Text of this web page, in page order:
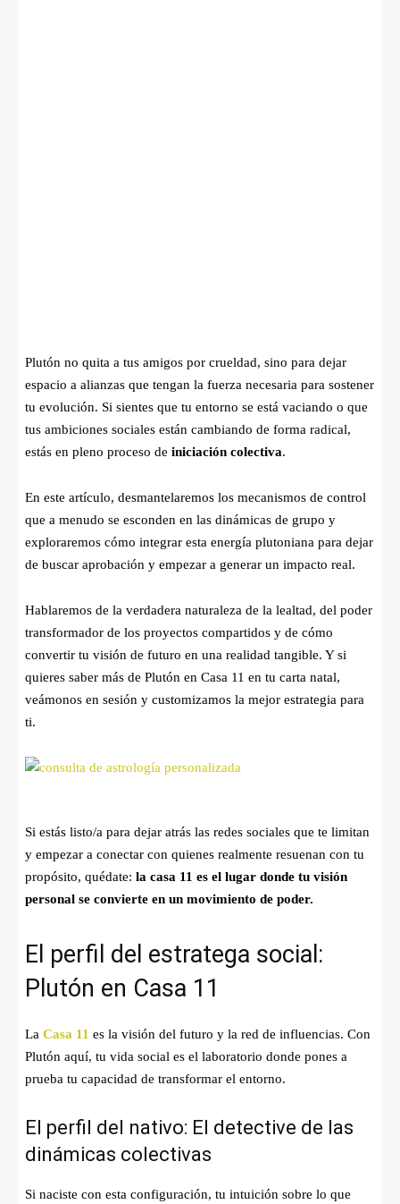
Plutón no quita a tus amigos por crueldad, sino para dejar
espacio a alianzas que tengan la fuerza necesaria para sostener
tu evolución. Si sientes que tu entorno se está vaciando o que
tus ambiciones sociales están cambiando de forma radical,
estás en pleno proceso de iniciación colectiva.
En este artículo, desmantelaremos los mecanismos de control
que a menudo se esconden en las dinámicas de grupo y
exploraremos cómo integrar esta energía plutoniana para dejar
de buscar aprobación y empezar a generar un impacto real.
Hablaremos de la verdadera naturaleza de la lealtad, del poder
transformador de los proyectos compartidos y de cómo
convertir tu visión de futuro en una realidad tangible. Y si
quieres saber más de Plutón en Casa 11 en tu carta natal,
veámonos en sesión y customizamos la mejor estrategia para
ti.
Si estás listo/a para dejar atrás las redes sociales que te limitan
y empezar a conectar con quienes realmente resuenan con tu
propósito, quédate: la casa 11 es el lugar donde tu visión
personal se convierte en un movimiento de poder.
El perfil del estratega social:
Plutón en Casa 11
La Casa 11 es la visión del futuro y la red de influencias. Con
Plutón aquí, tu vida social es el laboratorio donde pones a
prueba tu capacidad de transformar el entorno.
El perfil del nativo: El detective de las
dinámicas colectivas
Si naciste con esta configuración, tu intuición sobre lo que